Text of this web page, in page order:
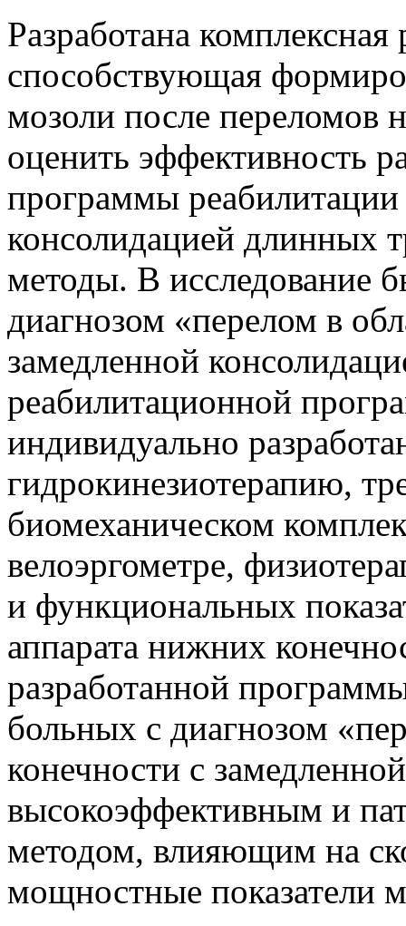
Разработана
способствующая
мозоли после переломов
оценить эффективность
программы реабилитации
консолидацией длинных
методы. В исследование
диагнозом «перелом в
замедленной
реабилитационной
индивидуально
гидрокинезиотерапию,
биомеханическом
велоэргометре,
и функциональных
аппарата нижних
разработанной
больных с диагнозом
конечности с
высокоэффективным и
методом, влияющим на
мощностные показатели